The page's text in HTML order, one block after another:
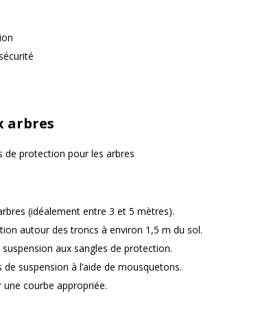
arbres
de protection pour les arbres
(idéalement entre 3 et 5 mètres).
autour des troncs à environ 1,5 m du sol.
aux sangles de protection.
suspension à l’aide de mousquetons.
courbe appropriée.